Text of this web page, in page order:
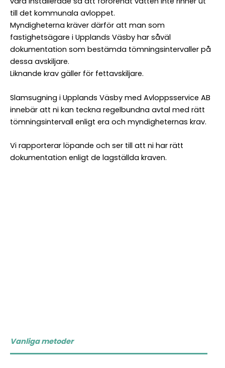
till det kommunala avloppet.
Myndigheterna kräver därför att man som
fastighetsägare i Upplands Väsby har såväl
dokumentation som bestämda tömningsintervaller på
dessa avskiljare.
Liknande krav gäller för fettavskiljare.
Slamsugning i Upplands Väsby med Avloppsservice AB
innebär att ni kan teckna regelbundna avtal med rätt
tömningsintervall enligt era och myndigheternas krav.
Vi rapporterar löpande och ser till att ni har rätt
dokumentation enligt de lagställda kraven.
Vanliga metoder